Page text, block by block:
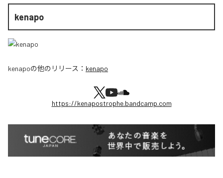
kenapo
kenapoの他のリリース： kenapo
https://kenapostrophe.bandcamp.com